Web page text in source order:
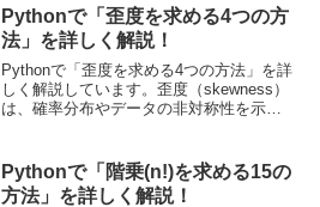
いデータに合わせて使い分けていきまし
ょう！
Pythonで「歪度を求める4つの方
法」を詳しく解説！
Pythonで「歪度を求める4つの方法」を詳
しく解説しています。歪度（skewness）
は、確率分布やデータの非対称性を示す
いデータに合わせて使い分けていきまし
ょう！
Pythonで「階乗(n!)を求める15の
方法」を詳しく解説！